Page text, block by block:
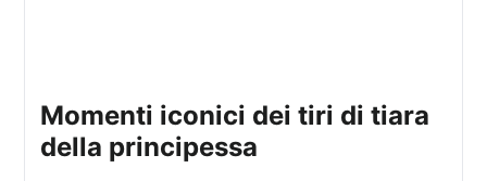
momenti iconici dei tiri di tiara
della principessa